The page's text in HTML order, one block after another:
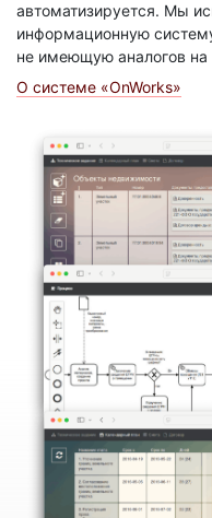
автоматизируется. Мы
информационную
не имеющую аналогов
О системе «OnWorks»